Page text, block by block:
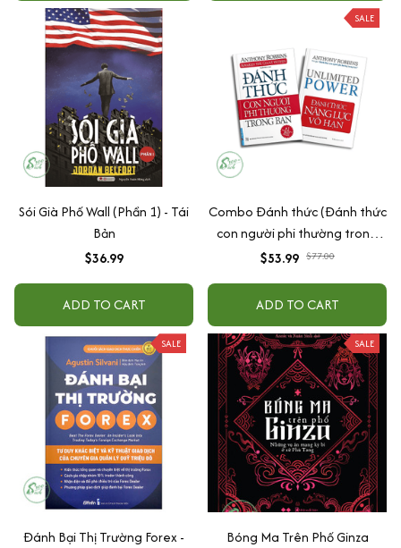
Sói Già Phố Wall (Phần 1) - Tái
Bản
$36.99
ADD TO CART
SALE
Combo Đánh thức (Đánh thức
con người phi thường trong
bạn + Đánh thức năng lực vô
$53.99 $77.00
ADD TO CART
SALE
Đánh Bại Thị Trường Forex -
SALE
Bóng Ma Trên Phố Ginza